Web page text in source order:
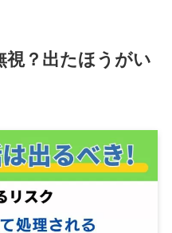
視？出たほうがい